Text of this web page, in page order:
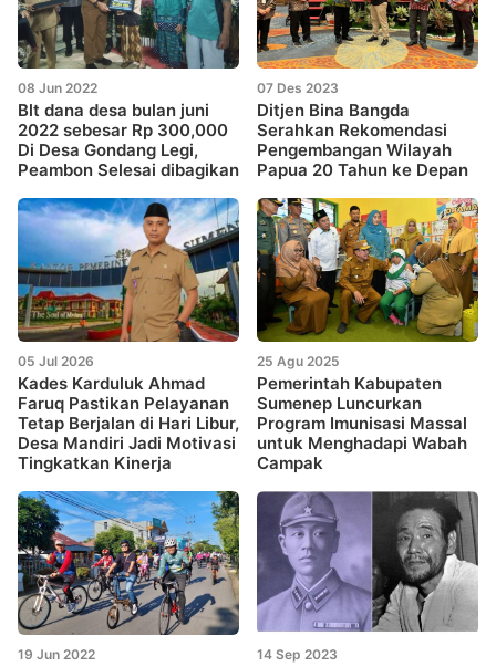
08 Jun 2022
Blt dana desa bulan juni
2022 sebesar Rp 300,000
Di Desa Gondang Legi,
Peambon Selesai dibagikan
07 Des 2023
Ditjen Bina Bangda
Serahkan Rekomendasi
Pengembangan Wilayah
Papua 20 Tahun ke Depan
05 Jul 2026
Kades Karduluk Ahmad
Faruq Pastikan Pelayanan
Tetap Berjalan di Hari Libur,
Desa Mandiri Jadi Motivasi
Tingkatkan Kinerja
25 Agu 2025
Pemerintah Kabupaten
Sumenep Luncurkan
Program Imunisasi Massal
untuk Menghadapi Wabah
Campak
19 Jun 2022 14 Sep 2023